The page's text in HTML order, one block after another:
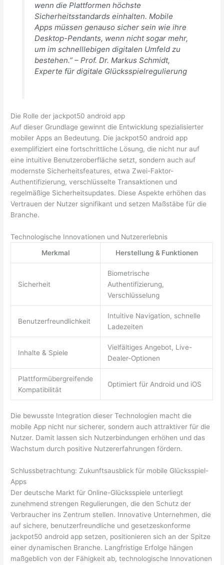
wenn die Plattformen höchste
Sicherheitsstandards einhalten. Mobile
Apps müssen genauso sicher sein wie ihre
Desktop-Pendants, wenn nicht sogar mehr,
um im schnelllebigen digitalen Umfeld zu
bestehen.” – Prof. Dr. Markus Schmidt,
Experte für digitale Glücksspielregulierung
Die Rolle der jackpot50 android app
Auf dieser Grundlage gewinnt die Entwicklung spezialisierter
mobiler Apps an Bedeutung. Die jackpot50 android app
exemplifiziert eine fortschrittliche Lösung, die nicht nur auf
eine intuitive Benutzeroberfläche setzt, sondern auch auf
modernste Sicherheitsfeatures, etwa Zwei-Faktor-
Authentifizierung, verschlüsselte Transaktionen und
regelmäßige Sicherheitsupdates. Diese Aspekte erhöhen das
Vertrauen der Nutzer signifikant und setzen Maßstäbe für die
Branche.
Technologische Innovationen und Nutzererlebnis
Merkmal
Herstellung & Funktionen
Sicherheit
Biometrische
Authentifizierung,
Verschlüsselung
Benutzerfreundlichkeit
Intuitive Navigation, schnelle
Ladezeiten
Inhalte & Spiele
Vielfältiges Angebot, Live-
Dealer-Optionen
Plattformübergreifende
Kompatibilität
Optimiert für Android und iOS
Die bewusste Integration dieser Technologien macht die
mobile App nicht nur sicherer, sondern auch attraktiver für die
Nutzer. Damit lassen sich Nutzerbindungen erhöhen und das
Wachstum durch positive Nutzererfahrungen fördern.
Schlussbetrachtung: Zukunftsausblick für mobile Glücksspiel-
Apps
Der deutsche Markt für Online-Glücksspiele unterliegt
zunehmend strengen Regulierungen, die den Schutz der
Verbraucher ins Zentrum stellen. Innovative Unternehmen, die
auf sichere, benutzerfreundliche und gesetzeskonforme
jackpot50 android app setzen, positionieren sich an der Spitze
einer dynamischen Branche. Langfristige Erfolge hängen
maßgeblich von der Fähigkeit ab, technologische Innovationen